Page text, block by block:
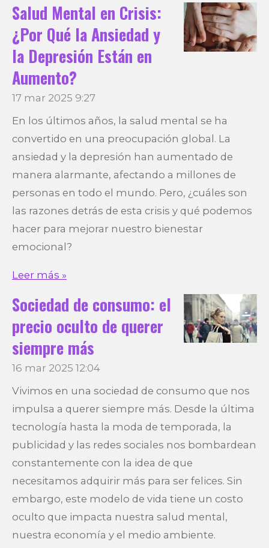
Salud Mental en Crisis:
¿Por Qué la Ansiedad y
la Depresión Están en
Aumento?
17 mar 2025 9:27
En los últimos años, la salud mental se ha
convertido en una preocupación global. La
ansiedad y la depresión han aumentado de
manera alarmante, afectando a millones de
personas en todo el mundo. Pero, ¿cuáles son
las razones detrás de esta crisis y qué podemos
hacer para mejorar nuestro bienestar
emocional?
Leer más »
Sociedad de consumo: el
precio oculto de querer
siempre más
16 mar 2025 12:04
Vivimos en una sociedad de consumo que nos
impulsa a querer siempre más. Desde la última
tecnología hasta la moda de temporada, la
publicidad y las redes sociales nos bombardean
constantemente con la idea de que
necesitamos adquirir más para ser felices. Sin
embargo, este modelo de vida tiene un costo
oculto que impacta nuestra salud mental,
nuestra economía y el medio ambiente.